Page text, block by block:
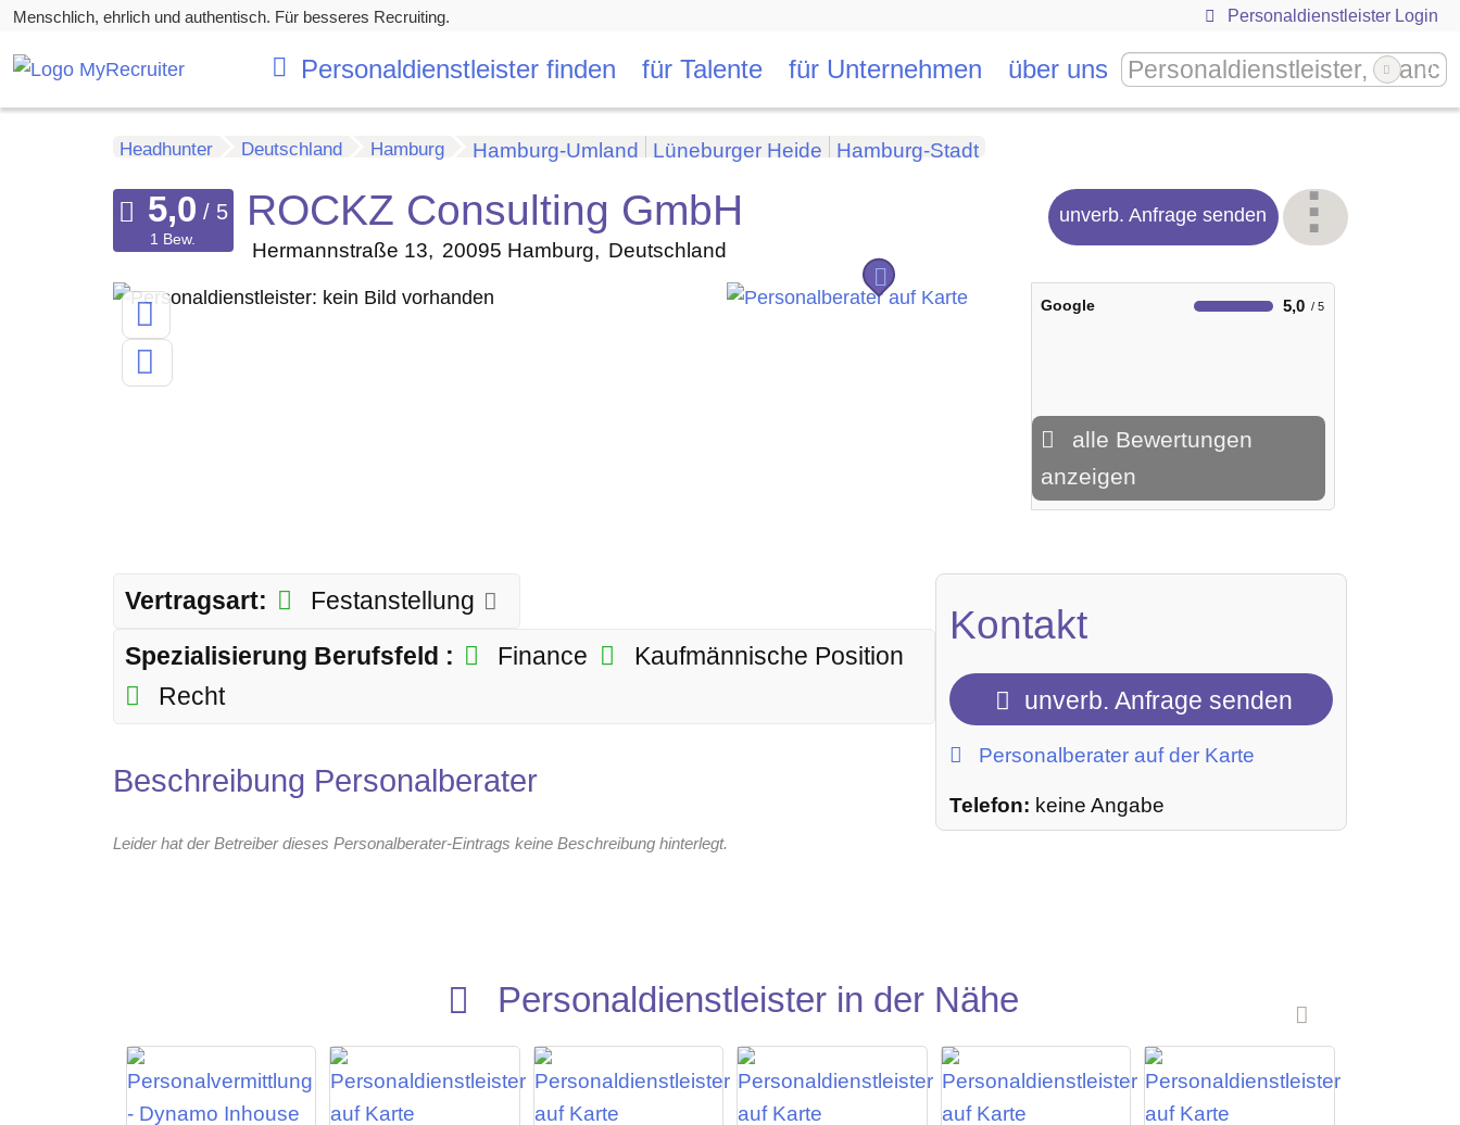
Menschlich, ehrlich und authentisch. Für besseres Recruiting. Personaldienstleister Login
Personaldienstleister finden für Talente für Unternehmen über uns
Headhunter Deutschland Hamburg Hamburg-Umland Lüneburger Heide Hamburg-Stadt
ROCKZ Consulting GmbH
Hermannstraße 13 20095 Hamburg Deutschland
unverb. Anfrage senden
1 Bew.
Google 5,0
alle Bewertungen
anzeigen
Vertragsart:
Festanstellung
Spezialisierung Berufsfeld :
Finance
Kaufmännische Position
Recht
Beschreibung Personalberater
Leider hat der Betreiber dieses Personalberater-Eintrags keine Beschreibung hinterlegt.
Kontakt
unverb. Anfrage senden
Personalberater auf der Karte
Telefon: keine Angabe
Personaldienstleister in der Nähe